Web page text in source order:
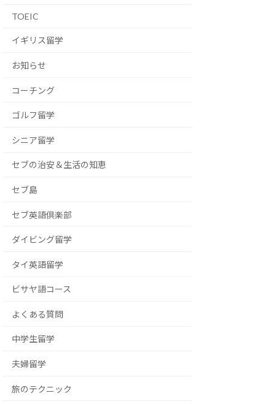
TOEIC
イギリス留学
お知らせ
コーチング
ゴルフ留学
シニア留学
セブの治安＆生活の知恵
セブ島
セブ英語倶楽部
ダイビング留学
タイ英語留学
ビサヤ語コース
よくある質問
中学生留学
夫婦留学
旅のテクニック